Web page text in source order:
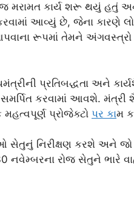
મરામત કાર્ય શરૂ થયું હતું
આવ્યું છે, જેના કારણે
રૂપમાં તેમને
પ્રતિબદ્ધતા અને
કરવામાં આવશે. મંત્રી
પ્રોજેક્ટો પર કામ
નિરીક્ષણ કરશે અને જો
નવેમ્બરના રોજ સેતુને ભારે